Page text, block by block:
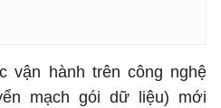
vận hành trên công nghệ
mạch gói dữ liệu) mới